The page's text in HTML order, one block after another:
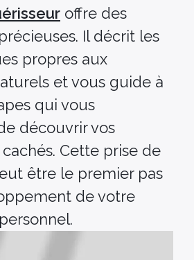
offre des
Il décrit les
propres aux
et vous guide à
qui vous
découvrir vos
Cette prise de
être le premier pas
de votre